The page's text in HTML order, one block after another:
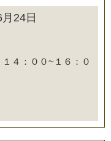
24日
：００~１６：０